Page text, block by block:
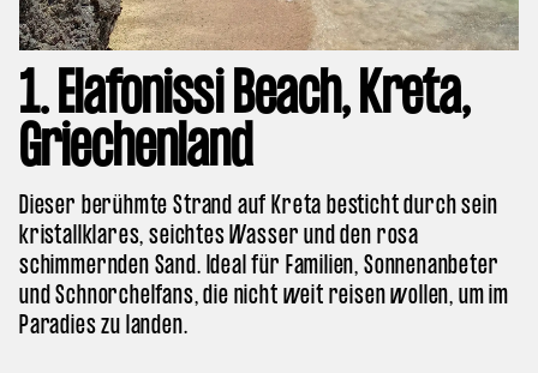
1. Elafonissi Beach, Kreta,
Griechenland
Dieser berühmte Strand auf Kreta besticht durch sein
kristallklares, seichtes Wasser und den rosa
schimmernden Sand. Ideal für Familien, Sonnenanbeter
und Schnorchelfans, die nicht weit reisen wollen, um im
Paradies zu landen.